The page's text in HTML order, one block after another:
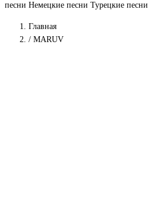
песни Немецкие песни Турецкие песни
Главная
/ MARUV